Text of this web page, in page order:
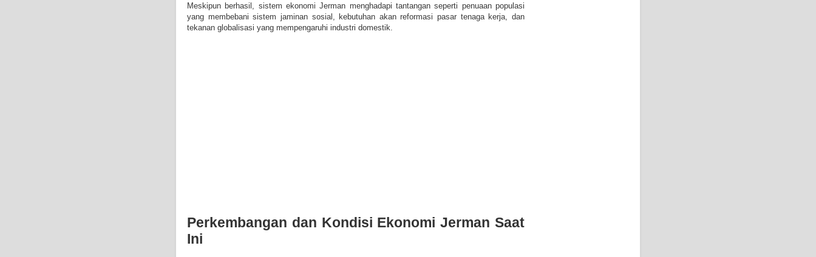
Meskipun berhasil, sistem ekonomi Jerman menghadapi tantangan seperti penuaan populasi
yang membebani sistem jaminan sosial, kebutuhan akan reformasi pasar tenaga kerja, dan
tekanan globalisasi yang mempengaruhi industri domestik.
Perkembangan dan Kondisi Ekonomi Jerman Saat
Ini